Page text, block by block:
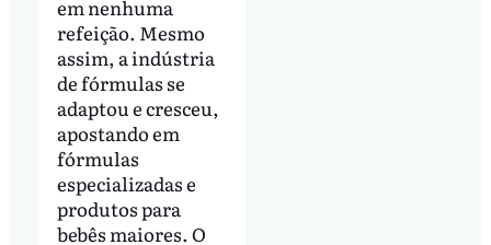
em nenhuma
refeição. Mesmo
assim, a indústria
de fórmulas se
adaptou e cresceu,
apostando em
fórmulas
especializadas e
produtos para
bebês maiores. O